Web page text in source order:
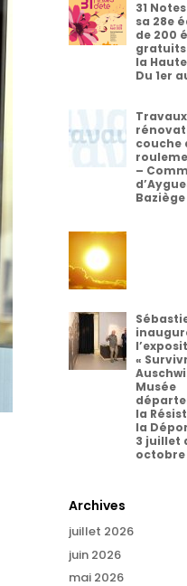
31
sa 28e
de 200
la
Du 1er
couche
–
Baziège
«
Musée
la
la
3 juillet
octobre
Archives
juillet 2026
juin 2026
mai 2026